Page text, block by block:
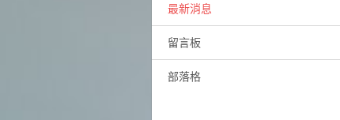
最新消息
留言板
部落格